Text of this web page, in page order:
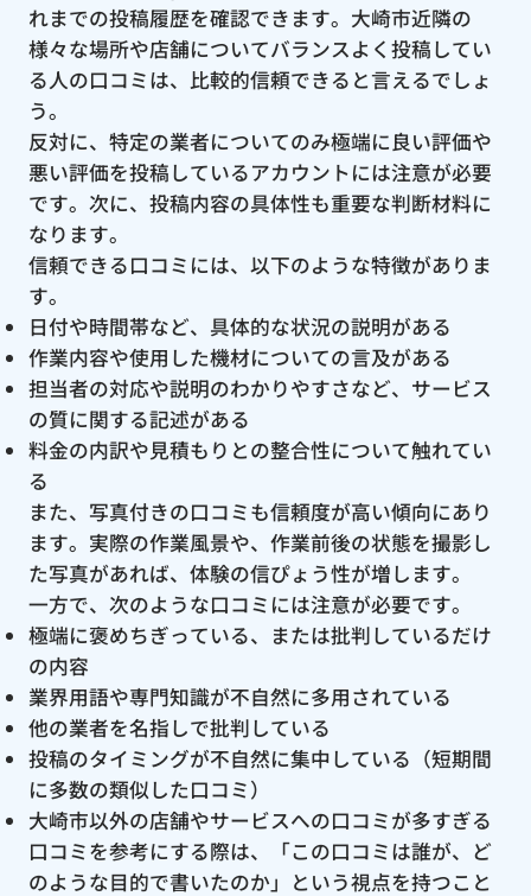
れまでの投稿履歴を確認できます。大崎市近隣の
様々な場所や店舗についてバランスよく投稿してい
る人の口コミは、比較的信頼できると言えるでしょ
う。
反対に、特定の業者についてのみ極端に良い評価や
悪い評価を投稿しているアカウントには注意が必要
です。次に、投稿内容の具体性も重要な判断材料に
なります。
信頼できる口コミには、以下のような特徴がありま
す。
日付や時間帯など、具体的な状況の説明がある
作業内容や使用した機材についての言及がある
担当者の対応や説明のわかりやすさなど、サービス
の質に関する記述がある
料金の内訳や見積もりとの整合性について触れてい
る
また、写真付きの口コミも信頼度が高い傾向にあり
ます。実際の作業風景や、作業前後の状態を撮影し
た写真があれば、体験の信ぴょう性が増します。
一方で、次のような口コミには注意が必要です。
極端に褒めちぎっている、または批判しているだけ
の内容
業界用語や専門知識が不自然に多用されている
他の業者を名指しで批判している
投稿のタイミングが不自然に集中している（短期間
に多数の類似した口コミ）
大崎市以外の店舗やサービスへの口コミが多すぎる
口コミを参考にする際は、「この口コミは誰が、ど
のような目的で書いたのか」という視点を持つこと